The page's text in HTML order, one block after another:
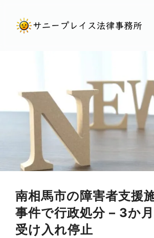
南相馬市の障害者支援
事件で行政処分 – 3か
受け入れ停止